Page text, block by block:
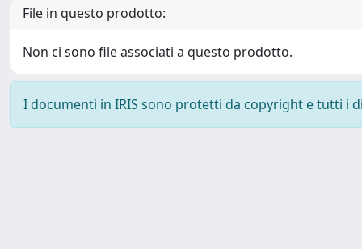
File in questo prodotto:
Non ci sono file associati a questo prodotto.
I documenti in IRIS sono protetti da copyright e tutti i